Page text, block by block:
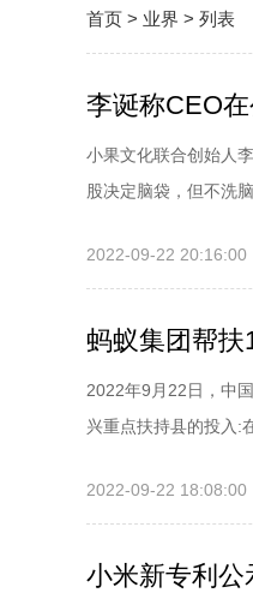
首页 > 业界 > 列表
李诞称CEO
小果文化联合创始人
股决定脑袋，但不洗
2022-09-22 20:16:00
蚂蚁集团帮扶
2022年9月22日，中
兴重点扶持县的投入:
2022-09-22 18:08:00
小米新专利公